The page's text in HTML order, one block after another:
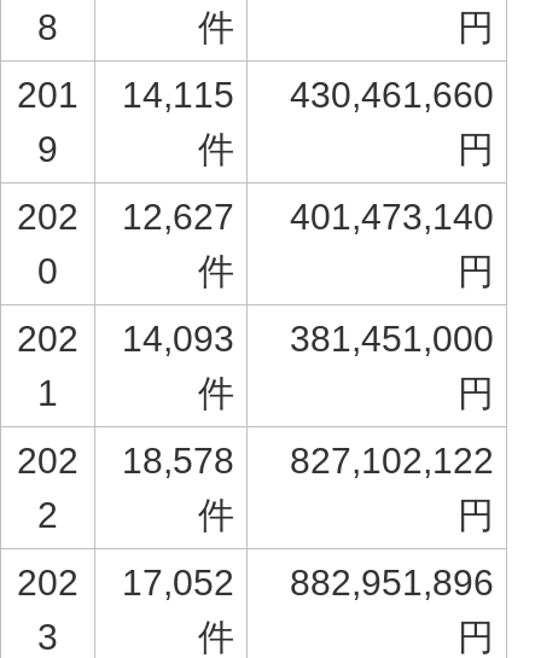
8
件
円
201
9
14,115
件
430,461,660
円
202
0
12,627
件
401,473,140
円
202
1
14,093
件
381,451,000
円
202
2
18,578
件
827,102,122
円
202
3
17,052
件
882,951,896
円